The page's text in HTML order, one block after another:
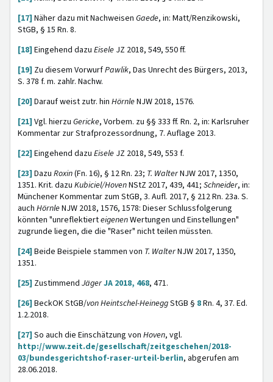
[17] Näher dazu mit Nachweisen Gaede, in: Matt/Renzikowski,
StGB, § 15 Rn. 8.
[18] Eingehend dazu Eisele JZ 2018, 549, 550 ff.
[19] Zu diesem VorwurfPawlik, Das Unrecht des Bürgers, 2013,
S. 378 f. m. zahlr. Nachw.
[20] Darauf weist zutr. hin HörnleNJW 2018, 1576.
[21] Vgl. hierzu Gericke, Vorbem. zu §§ 333 ff. Rn. 2, in: Karlsruher
Kommentar zur Strafprozessordnung, 7. Auflage 2013.
[22] Eingehend dazu Eisele JZ 2018, 549, 553 f.
[23] Dazu Roxin(Fn. 16), § 12 Rn. 23; T. WalterNJW 2017, 1350,
1351. Krit. dazu Kubiciel/HovenNStZ 2017, 439, 441; Schneider, in:
Münchener Kommentar zum StGB, 3. Aufl. 2017, § 212 Rn. 23a. S.
auch HörnleNJW 2018, 1576, 1578: Dieser Schlussfolgerung
könnten "unreflektierteigenenWertungen und Einstellungen"
zugrunde liegen, die die "Raser" nicht teilen müssten.
[24] Beide Beispiele stammen von T. WalterNJW 2017, 1350,
1351.
[25] Zustimmend JägerJA 2018, 468, 471.
[26] BeckOK StGB/von Heintschel-HeineggStGB § 8Rn. 4, 37. Ed.
1.2.2018.
[27] So auch die Einschätzung von Hoven, vgl.
http://www.zeit.de/gesellschaft/zeitgeschehen/2018-
03/bundesgerichtshof-raser-urteil-berlin, abgerufen am
28.06.2018.